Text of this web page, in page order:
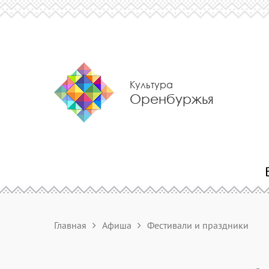
Культура
Оренбуржья
Главная Афиша Фестивали и праздники